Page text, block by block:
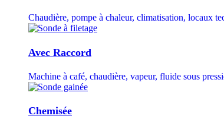
Chaudière, pompe à chaleur, climatisation, locaux
Avec Raccord
Machine à café, chaudière, vapeur, fluide sous
Chemisée